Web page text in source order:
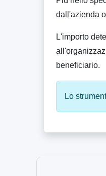
dall'azienda
L'importo
beneficiario.
Lo